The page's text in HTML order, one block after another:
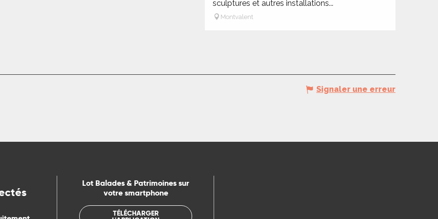
sculptures et autres installations...
Montvalent
Signaler une erreur
Lot Balades & Patrimoines sur
votre smartphone
TÉLÉCHARGER